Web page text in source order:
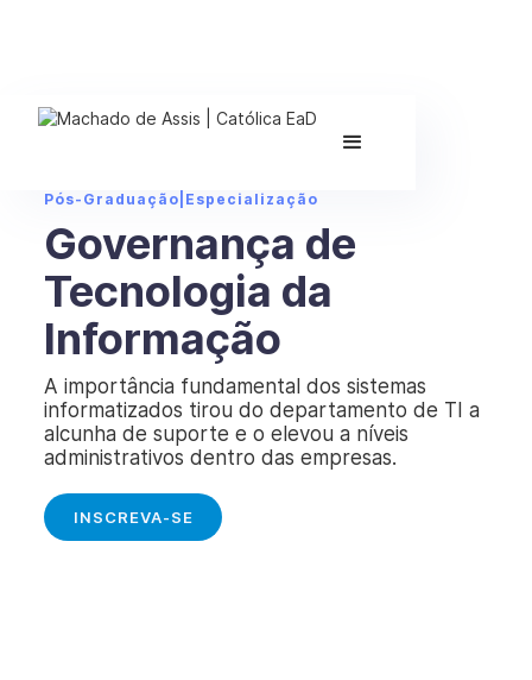
Pós-Graduação Especialização
Governança de
Tecnologia da
Informação
A importância fundamental dos sistemas
informatizados tirou do departamento de TI a
alcunha de suporte e o elevou a níveis
administrativos dentro das empresas.
INSCREVA-SE